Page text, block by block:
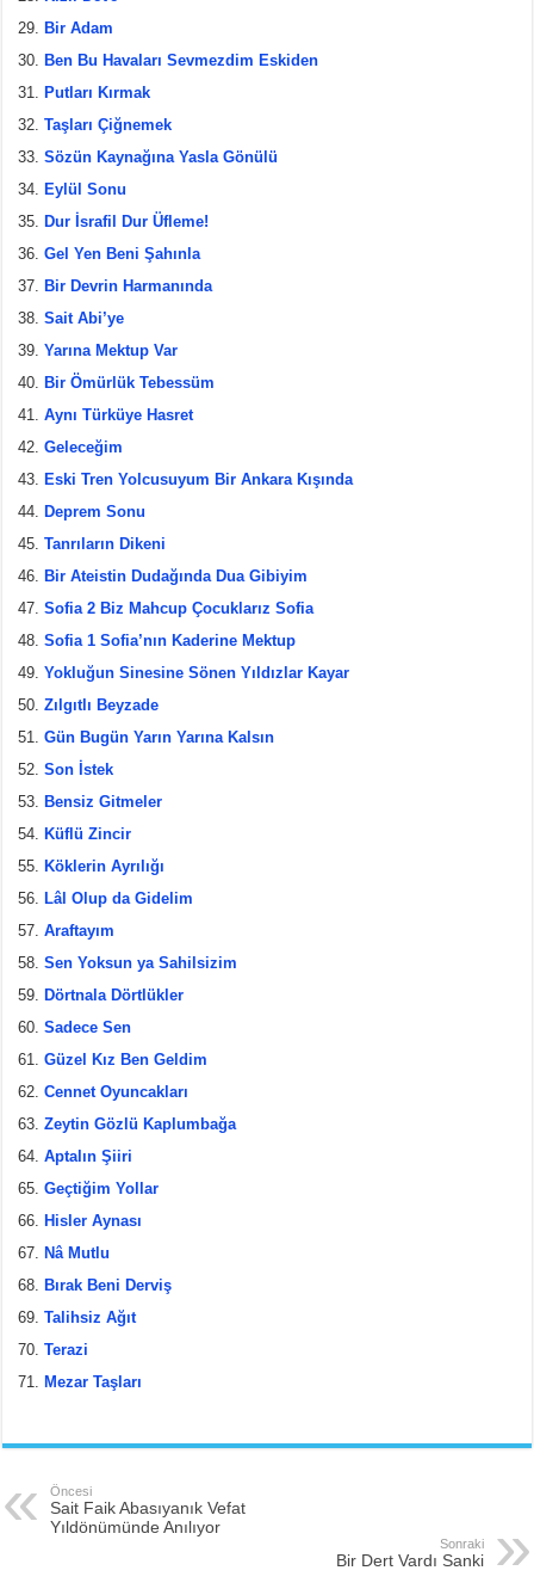
Bir Adam
Ben Bu Havaları Sevmezdim Eskiden
Putları Kırmak
Taşları Çiğnemek
Sözün Kaynağına Yasla Gönülü
Eylül Sonu
Dur İsrafil Dur Üfleme!
Gel Yen Beni Şahınla
Bir Devrin Harmanında
Sait Abi’ye
Yarına Mektup Var
Bir Ömürlük Tebessüm
Aynı Türküye Hasret
Geleceğim
Eski Tren Yolcusuyum Bir Ankara Kışında
Deprem Sonu
Tanrıların Dikeni
Bir Ateistin Dudağında Dua Gibiyim
Sofia 2 Biz Mahcup Çocuklarız Sofia
Sofia 1 Sofia’nın Kaderine Mektup
Yokluğun Sinesine Sönen Yıldızlar Kayar
Zılgıtlı Beyzade
Gün Bugün Yarın Yarına Kalsın
Son İstek
Bensiz Gitmeler
Küflü Zincir
Köklerin Ayrılığı
Lâl Olup da Gidelim
Araftayım
Sen Yoksun ya Sahilsizim
Dörtnala Dörtlükler
Sadece Sen
Güzel Kız Ben Geldim
Cennet Oyuncakları
Zeytin Gözlü Kaplumbağa
Aptalın Şiiri
Geçtiğim Yollar
Hisler Aynası
Nâ Mutlu
Bırak Beni Derviş
Talihsiz Ağıt
Terazi
Mezar Taşları
Öncesi
Sait Faik Abasıyanık Vefat
Yıldönümünde Anılıyor
Sonraki
Bir Dert Vardı Sanki